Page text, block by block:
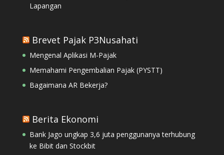
Lapangan
Brevet Pajak P3Nusahati
Mengenal Aplikasi M-Pajak
Memahami Pengembalian Pajak (PYSTT)
Bagaimana AR Bekerja?
Berita Ekonomi
Bank Jago ungkap 3,6 juta penggunanya terhubung
ke Bibit dan Stockbit